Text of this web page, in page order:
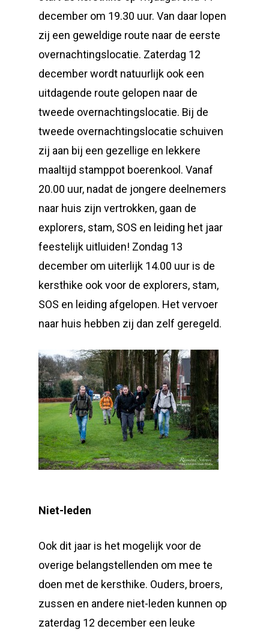
december om 19.30 uur. Van daar lopen
zij een geweldige route naar de eerste
overnachtingslocatie. Zaterdag 12
december wordt natuurlijk ook een
uitdagende route gelopen naar de
tweede overnachtingslocatie. Bij de
tweede overnachtingslocatie schuiven
zij aan bij een gezellige en lekkere
maaltijd stamppot boerenkool. Vanaf
20.00 uur, nadat de jongere deelnemers
naar huis zijn vertrokken, gaan de
explorers, stam, SOS en leiding het jaar
feestelijk uitluiden! Zondag 13
december om uiterlijk 14.00 uur is de
kersthike ook voor de explorers, stam,
SOS en leiding afgelopen. Het vervoer
naar huis hebben zij dan zelf geregeld.
Niet-leden
Ook dit jaar is het mogelijk voor de
overige belangstellenden om mee te
doen met de kersthike. Ouders, broers,
zussen en andere niet-leden kunnen op
zaterdag 12 december een leuke